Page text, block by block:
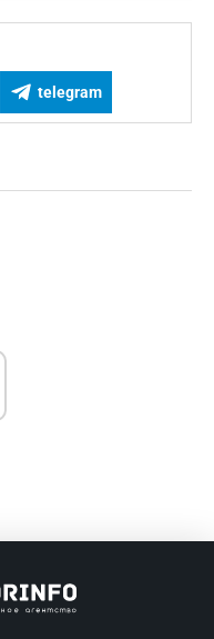
telegram